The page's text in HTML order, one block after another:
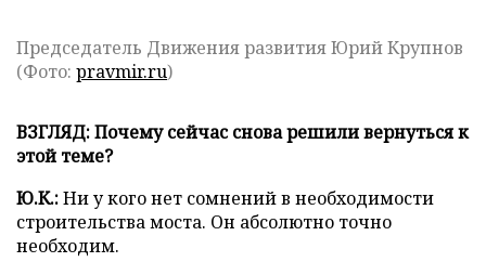
Председатель Движения развития Юрий Крупнов
(Фото: pravmir.ru)
ВЗГЛЯД: Почему сейчас снова решили вернуться к
этой теме?
Ю.К.:Ни у кого нет сомнений в необходимости
строительства моста. Он абсолютно точно
необходим.